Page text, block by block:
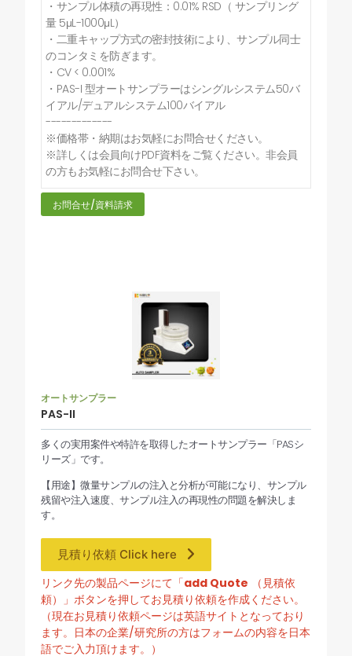
・サンプル体積の再現性：0.01% RSD（ サンプリング
量 5μL-1000μL）
・二重キャップ方式の密封技術により、サンプル同士
のコンタミを防ぎます。
・CV < 0.001%
・PAS-I 型オートサンプラーはシングルシステム50バ
イアル/デュアルシステム100バイアル
-------------
※価格帯・納期はお気軽にお問合せください。
※詳しくは会員向けPDF資料をご覧ください。非会員
の方もお気軽にお問合せ下さい。
お問合せ/資料請求
オートサンプラー
PAS-II
多くの実用案件や特許を取得したオートサンプラー「PASシ
リーズ」です。
【用途】微量サンプルの注入と分析が可能になり、サンプル
残留や注入速度、サンプル注入の再現性の問題を解決しま
す。
見積り依頼 Click here
リンク先の製品ページにて「add Quote （見積依
頼）」ボタンを押してお見積り依頼を作成ください。
（現在お見積り依頼ページは英語サイトとなっており
ます。日本の企業/研究所の方はフォームの内容を日本
語でご入力頂けます。）